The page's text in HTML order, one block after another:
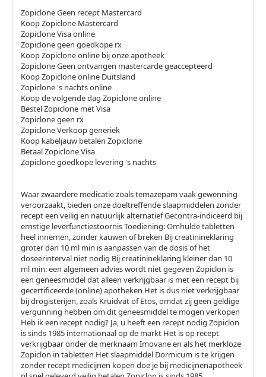
Zopiclone Geen recept Mastercard
Koop Zopiclone Mastercard
Zopiclone Visa online
Zopiclone geen goedkope rx
Koop Zopiclone online bij onze apotheek
Zopiclone Geen ontvangen mastercarde geaccepteerd
Koop Zopiclone online Duitsland
Zopiclone 's nachts online
Koop de volgende dag Zopiclone online
Bestel Zopiclone met Visa
Zopiclone geen rx
Zopiclone Verkoop generiek
Koop kabeljauw betalen Zopiclone
Betaal Zopiclone Visa
Zopiclone goedkope levering 's nachts
Waar zwaardere medicatie zoals temazepam vaak gewenning
veroorzaakt, bieden onze doeltreffende slaapmiddelen zonder
recept een veilig en natuurlijk alternatief Gecontra-indiceerd bij
ernstige leverfunctiestoornis Toediening: Omhulde tabletten
heel innemen, zonder kauwen of breken Bij creatinineklaring
groter dan 10 ml min is aanpassen van de dosis of het
doseerinterval niet nodig Bij creatinineklaring kleiner dan 10
ml min: een algemeen advies wordt niet gegeven Zopiclon is
een geneesmiddel dat alleen verkrijgbaar is met een recept bij
gecertificeerde (online) apotheken Het is dus niet verkrijgbaar
bij drogisterijen, zoals Kruidvat of Etos, omdat zij geen geldige
vergunning hebben om dit geneesmiddel te mogen verkopen
Heb ik een recept nodig? Ja, u heeft een recept nodig Zopiclon
is sinds 1985 internationaal op de markt Het is op recept
verkrijgbaar onder de merknaam Imovane en als het merkloze
Zopiclon in tabletten Het slaapmiddel Dormicum is te krijgen
zonder recept medicijnen kopen doe je bij medicijnenapotheek